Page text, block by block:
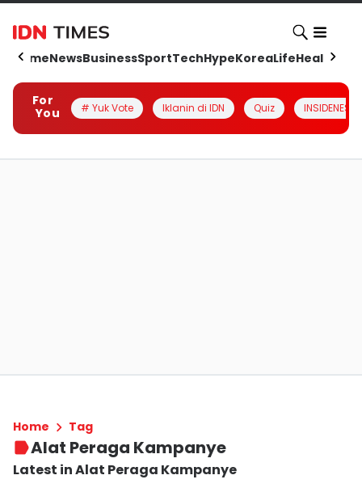
HomeNewsBusinessSportTechHypeKoreaLifeHealth
For
You
# Yuk Vote Iklanin di IDN Quiz INSIDENESIA
Home Tag
Alat Peraga Kampanye
Latest in Alat Peraga Kampanye